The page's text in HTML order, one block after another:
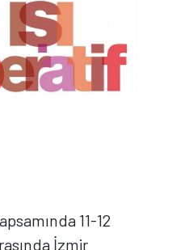
11-12
İzmir